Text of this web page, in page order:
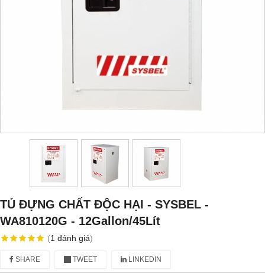
TỦ ĐỰNG CHẤT ĐỘC HẠI - SYSBEL -
WA810120G - 12Gallon/45Lít
(1 đánh giá)
SHARE TWEET LINKEDIN